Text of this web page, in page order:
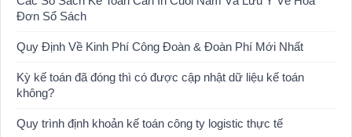
Đơn Sổ Sách
Quy Định Về Kinh Phí Công Đoàn & Đoàn Phí Mới Nhất
Kỳ kế toán đã đóng thì có được cập nhật dữ liệu kế toán
không?
Quy trình định khoản kế toán công ty logistic thực tế